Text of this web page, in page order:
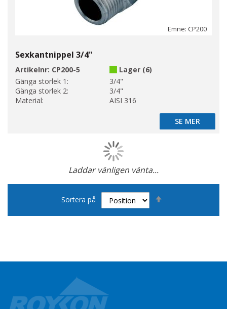
Emne: CP200
Sexkantnippel 3/4"
Artikelnr: CP200-5
Lager (6)
Gänga storlek 1:
3/4"
Gänga storlek 2:
3/4"
Material:
AISI 316
SE MER
SE MER
Laddar vänligen vänta...
Page
Sortera på